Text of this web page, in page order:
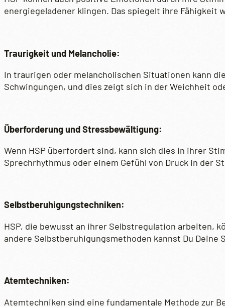
energiegeladener klingen. Das spiegelt ihre Fähigkeit
Traurigkeit und Melancholie:
In traurigen oder melancholischen Situationen kann
Schwingungen, und dies zeigt sich in der Weichheit
Überforderung und Stressbewältigung:
Wenn HSP überfordert sind, kann sich dies in ihrer
Sprechrhythmus oder einem Gefühl von Druck in der
Selbstberuhigungstechniken:
HSP, die bewusst an ihrer Selbstregulation arbeiten,
andere Selbstberuhigungsmethoden kannst Du
Atemtechniken:
Atemtechniken sind eine fundamentale Methode zur